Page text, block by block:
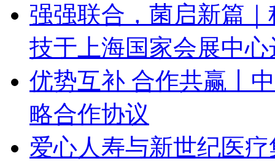
强强联合，菌启新篇
技于上海国家会展中
优势互补 合作共赢丨
略合作协议
爱心人寿与新世纪医